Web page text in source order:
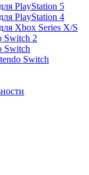
PlayStation 5
PlayStation 4
Xbox Series X/S
Switch 2
Switch
Switch